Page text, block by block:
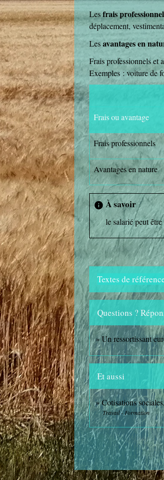
Lesfrais
déplacement,
Lesavantages en
Frais professionnels et
Exemples : voiture de
Frais ou avantage
Frais professionnels
Avantages en nature
infoÀ savoir
le salarié peut
Textes de
Questions ?
Un ressortissant
Et aussi
Cotisations
Travail - Formation